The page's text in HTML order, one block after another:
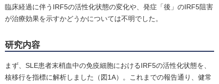
臨床経過に伴うIRF5の活性化状態の変化や、発症「後」のIRF5阻害
が治療効果を示すかどうかについては不明でした。
研究内容
まず、SLE患者末梢血中の免疫細胞におけるIRF5の活性化状態を、
核移行を指標に解析しました（図1A）。これまでの報告通り、健常